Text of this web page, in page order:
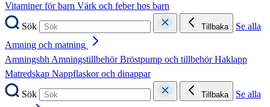
Vitaminer för barn Värk och feber hos barn
Sök
Tillbaka
Se alla
Amning och matning
AmningsbhAmningstillbehörBröstpump och tillbehörHaklapp
Matredskap Nappflaskor och dinappar
Sök
Tillbaka
Se alla